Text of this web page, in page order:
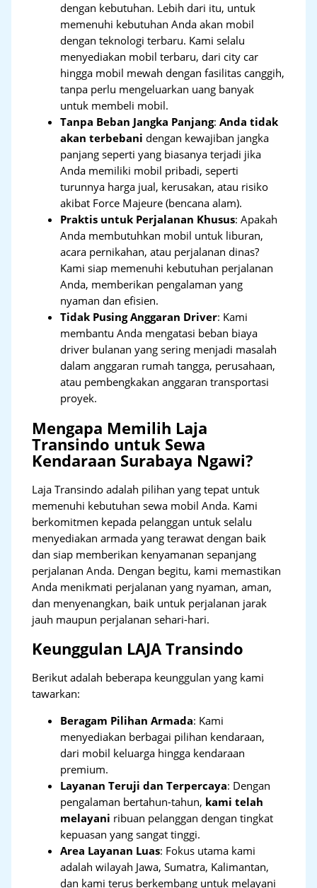
dengan kebutuhan. Lebih dari itu, untuk
memenuhi kebutuhan Anda akan mobil
dengan teknologi terbaru. Kami selalu
menyediakan mobil terbaru, dari city car
hingga mobil mewah dengan fasilitas canggih,
tanpa perlu mengeluarkan uang banyak
untuk membeli mobil.
Tanpa Beban Jangka Panjang:Anda tidak
akan terbebani dengan kewajiban jangka
panjang seperti yang biasanya terjadi jika
Anda memiliki mobil pribadi, seperti
turunnya harga jual, kerusakan, atau risiko
akibat Force Majeure (bencana alam).
Praktis untuk Perjalanan Khusus: Apakah
Anda membutuhkan mobil untuk liburan,
acara pernikahan, atau perjalanan dinas?
Kami siap memenuhi kebutuhan perjalanan
Anda, memberikan pengalaman yang
nyaman dan efisien.
Tidak Pusing Anggaran Driver: Kami
membantu Anda mengatasi beban biaya
driver bulanan yang sering menjadi masalah
dalam anggaran rumah tangga, perusahaan,
atau pembengkakan anggaran transportasi
proyek.
Mengapa Memilih Laja
Transindo untuk Sewa
Kendaraan Surabaya Ngawi?
Laja Transindo adalah pilihan yang tepat untuk
memenuhi kebutuhan sewa mobil Anda. Kami
berkomitmen kepada pelanggan untuk selalu
menyediakan armada yang terawat dengan baik
dan siap memberikan kenyamanan sepanjang
perjalanan Anda. Dengan begitu, kami memastikan
Anda menikmati perjalanan yang nyaman, aman,
dan menyenangkan, baik untuk perjalanan jarak
jauh maupun perjalanan sehari-hari.
Keunggulan LAJA Transindo
Berikut adalah beberapa keunggulan yang kami
tawarkan:
Beragam Pilihan Armada: Kami
menyediakan berbagai pilihan kendaraan,
dari mobil keluarga hingga kendaraan
premium.
Layanan Teruji dan Terpercaya: Dengan
pengalaman bertahun-tahun, kami telah
melayani ribuan pelanggan dengan tingkat
kepuasan yang sangat tinggi.
Area Layanan Luas: Fokus utama kami
adalah wilayah Jawa, Sumatra, Kalimantan,
dan kami terus berkembang untuk melayani